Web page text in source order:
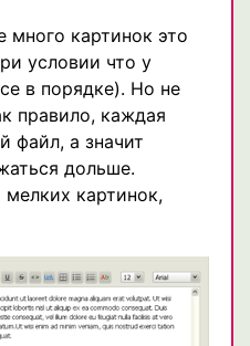
много картинок это
условии что у
в порядке). Но не
правило, каждая
файл, а значит
дольше.
мелких картинок,